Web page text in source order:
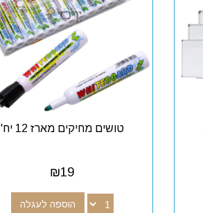
טושים מחיקים מארז 12 יח'
₪19
הוספה לעגלה